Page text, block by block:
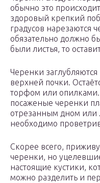
обычно это
здоровый крепкий
градусов нарезаются
обязательно должно
были листья, то
Черенки
верхней почки.
торфом или
посаженые черенки
отрезанным дном или
необходимо
Скорее всего,
черенки, но
настоящие кустики,
можно разделить и